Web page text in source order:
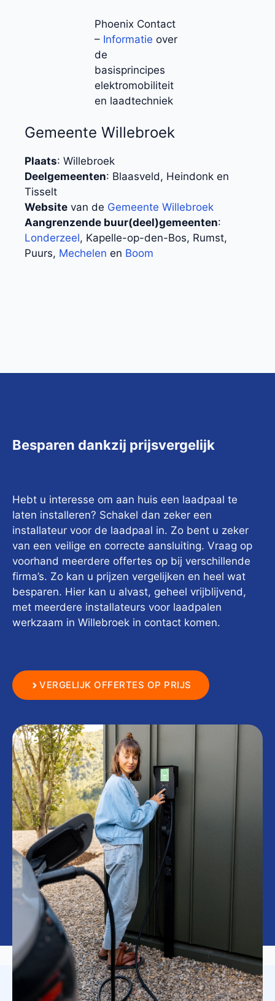
Phoenix Contact
– Informatie over
de
basisprincipes
elektromobiliteit
en laadtechniek
Gemeente Willebroek
Plaats: Willebroek
Deelgemeenten: Blaasveld, Heindonk en
Tisselt
Website van de Gemeente Willebroek
Aangrenzende buur(deel)gemeenten:
Londerzeel, Kapelle-op-den-Bos, Rumst,
Puurs, Mechelen en Boom
Besparen dankzij prijsvergelijk
Hebt u interesse om aan huis een laadpaal te
laten installeren? Schakel dan zeker een
installateur voor de laadpaal in. Zo bent u zeker
van een veilige en correcte aansluiting. Vraag op
voorhand meerdere offertes op bij verschillende
firma’s. Zo kan u prijzen vergelijken en heel wat
besparen. Hier kan u alvast, geheel vrijblijvend,
met meerdere installateurs voor laadpalen
werkzaam in Willebroek in contact komen.
VERGELIJK OFFERTES OP PRIJS